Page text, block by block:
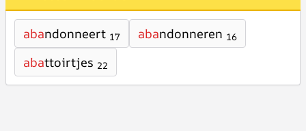
abandonneert 17 abandonneren 16
abattoirtjes 22